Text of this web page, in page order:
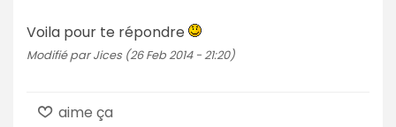
Voila pour te répondre
Modifié par Jices (26 Feb 2014 - 21:20)
aime ça